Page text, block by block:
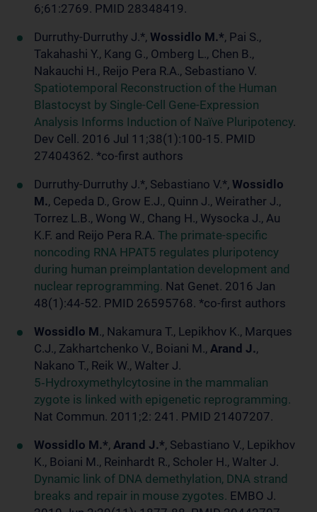
6;61:2769. PMID 28348419.
Durruthy-Durruthy J.*, Wossidlo M.*, Pai S.,
Takahashi Y., Kang G., Omberg L., Chen B.,
Nakauchi H., Reijo Pera R.A., Sebastiano V.
Spatiotemporal Reconstruction of the Human
Blastocyst by Single-Cell Gene-Expression
Analysis Informs Induction of Naïve Pluripotency.
Dev Cell. 2016 Jul 11;38(1):100-15. PMID
27404362. *co-first authors
Durruthy-Durruthy J.*, Sebastiano V.*, Wossidlo
M., Cepeda D., Grow E.J., Quinn J., Weirather J.,
Torrez L.B., Wong W., Chang H., Wysocka J., Au
K.F. and Reijo Pera R.A. The primate-specific
noncoding RNA HPAT5 regulates pluripotency
during human preimplantation development and
nuclear reprogramming. Nat Genet. 2016 Jan
48(1):44-52. PMID 26595768. *co-first authors
Wossidlo M., Nakamura T., Lepikhov K., Marques
C.J., Zakhartchenko V., Boiani M., Arand J.,
Nakano T., Reik W., Walter J.
5‑Hydroxymethylcytosine in the mammalian
zygote is linked with epigenetic reprogramming.
Nat Commun. 2011;2: 241. PMID 21407207.
Wossidlo M.*, Arand J.*, Sebastiano V., Lepikhov
K., Boiani M., Reinhardt R., Scholer H., Walter J.
Dynamic link of DNA demethylation, DNA strand
breaks and repair in mouse zygotes. EMBO J.